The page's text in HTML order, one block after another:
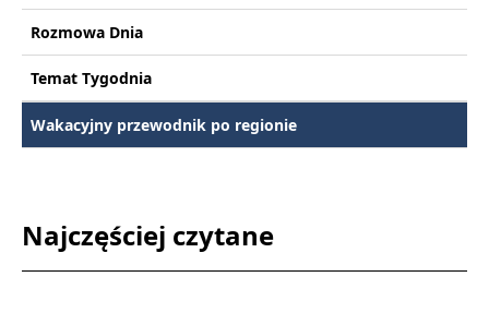
Rozmowa Dnia
Temat Tygodnia
Wakacyjny przewodnik po regionie
Najczęściej czytane